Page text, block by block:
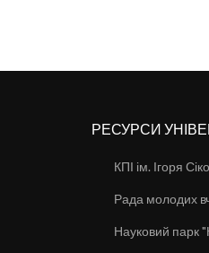
РЕСУРСИ
КПІ ім. Ігоря
Рада молодих
Науковий парк